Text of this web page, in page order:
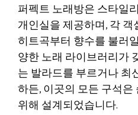
퍼펙트 노래방은 스타일
개인실을 제공하며, 각
히트곡부터 향수를 불러
양한 노래 라이브러리가
는 발라드를 부르거나 최
하든, 이곳의 모든 구석
위해 설계되었습니다.